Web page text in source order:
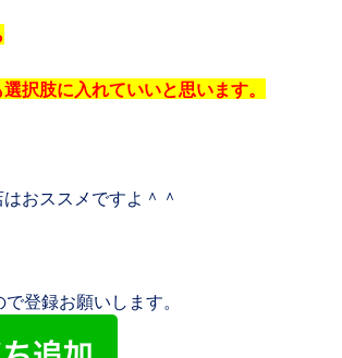
択肢に入れていいと思います。
おススメですよ＾＾
登録お願いします。